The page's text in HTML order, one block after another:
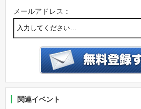
メールアドレス：
関連イベント